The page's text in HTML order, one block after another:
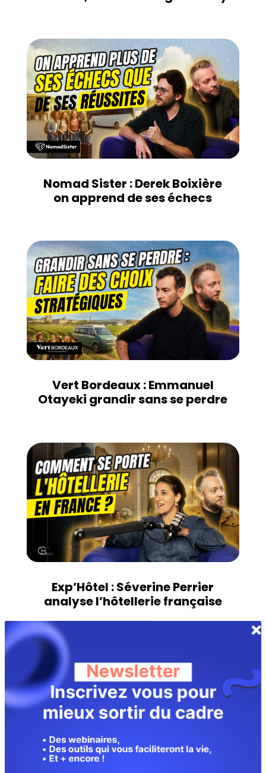
Nomad Sister : Derek Boixière
on apprend de ses échecs
Vert Bordeaux : Emmanuel
Otayeki grandir sans se perdre
Exp’Hôtel : Séverine Perrier
analyse l’hôtellerie française